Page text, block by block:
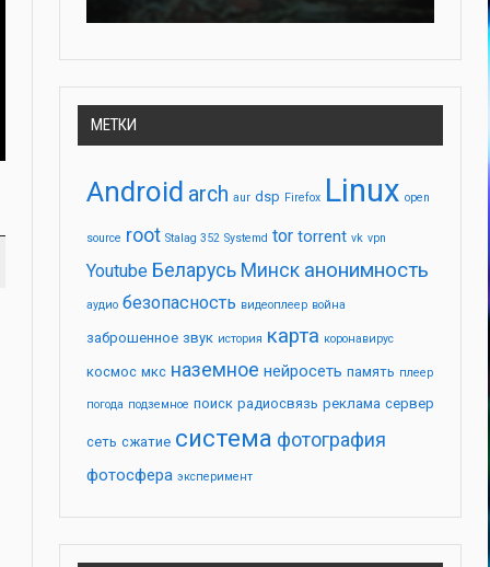
МЕТКИ
Android arch aur dsp Firefox Linux open
source root Stalag 352 Systemd tor torrent vk vpn
Youtube Беларусь Минск анонимность
аудио безопасность видеоплеер война
заброшенное звук история карта коронавирус
космос мкс наземное нейросеть память плеер
погода подземное поиск радиосвязь реклама сервер
сеть сжатие система фотография
фотосфера эксперимент